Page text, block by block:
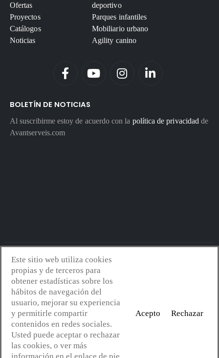
Ofertas
Proyectos
Catálogos
Noticias
deportivo
Parques infantiles
Mobiliario urbano
Agility canino
BOLETÍN DE NOTICIAS
Al suscribirme estoy de acuerdo con la política de privacidad de
Avantserveis.com
Avantserveis.com -Aviso legal - GDPR
Política de cookies
- Política de calidad y medio ambiente
web:Mejorconweb
Este sitio web utiliza cookies
propias y de terceros para
obtener estadísticas sobre los
hábitos de navegación del
usuario, mejorar su experiencia
y permitirle compartir
contenidos en redes sociales.
Usted puede aceptar o rechazar
las cookies, o ver más
Acepto Rechazar